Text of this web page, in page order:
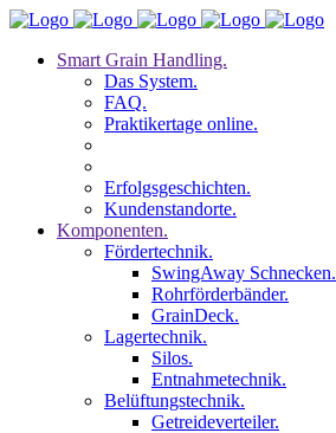
Smart Grain Handling.
Das System.
FAQ.
Praktikertage online.
Erfolgsgeschichten.
Kundenstandorte.
Komponenten.
Fördertechnik.
SwingAway Schnecken.
Rohrförderbänder.
GrainDeck.
Lagertechnik.
Silos.
Entnahmetechnik.
Belüftungstechnik.
Getreideverteiler.